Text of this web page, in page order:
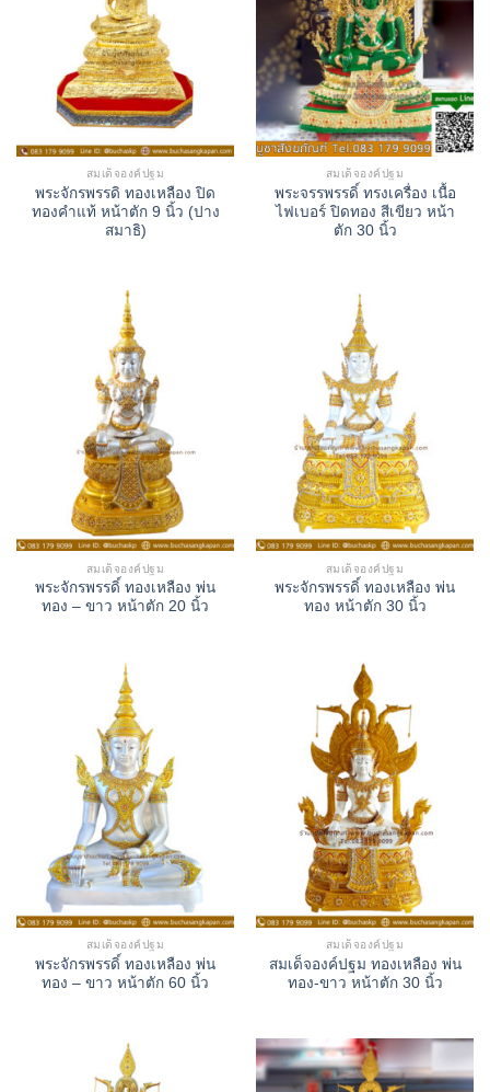
สมเด็จองค์ปฐม
พระจักรพรรดิ ทองเหลือง ปิด
ทองคำแท้ หน้าตัก 9 นิ้ว (ปาง
สมาธิ)
สมเด็จองค์ปฐม
พระจรรพรรดิ์ ทรงเครื่อง เนื้อ
ไฟเบอร์ ปิดทอง สีเขียว หน้า
ตัก 30 นิ้ว
สมเด็จองค์ปฐม
พระจักรพรรดิ์ ทองเหลือง พ่น
ทอง – ขาว หน้าตัก 20 นิ้ว
สมเด็จองค์ปฐม
พระจักรพรรดิ์ ทองเหลือง พ่น
ทอง หน้าตัก 30 นิ้ว
สมเด็จองค์ปฐม
พระจักรพรรดิ์ ทองเหลือง พ่น
ทอง – ขาว หน้าตัก 60 นิ้ว
สมเด็จองค์ปฐม
สมเด็จองค์ปฐม ทองเหลือง พ่น
ทอง-ขาว หน้าตัก 30 นิ้ว